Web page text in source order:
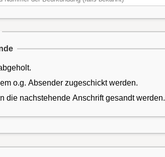
o.g. Absender zugeschickt werden.
die nachstehende Anschrift gesandt werden.